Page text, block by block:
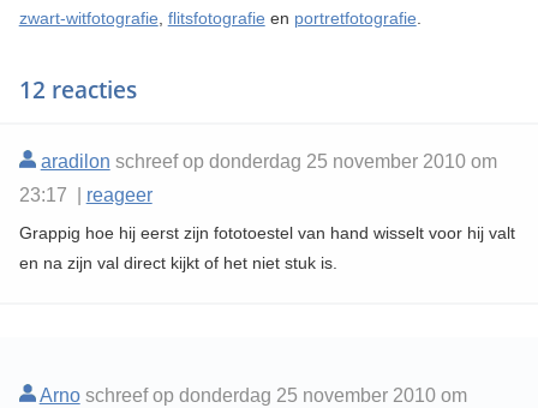
zwart-witfotografie, flitsfotografie en portretfotografie.
12 reacties
aradilon schreef op donderdag 25 november 2010 om
23:17 | reageer
Grappig hoe hij eerst zijn fototoestel van hand wisselt voor hij valt
en na zijn val direct kijkt of het niet stuk is.
Arnoschreef op donderdag 25 november 2010 om